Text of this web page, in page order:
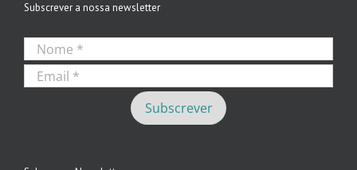
Subscrever a nossa newsletter